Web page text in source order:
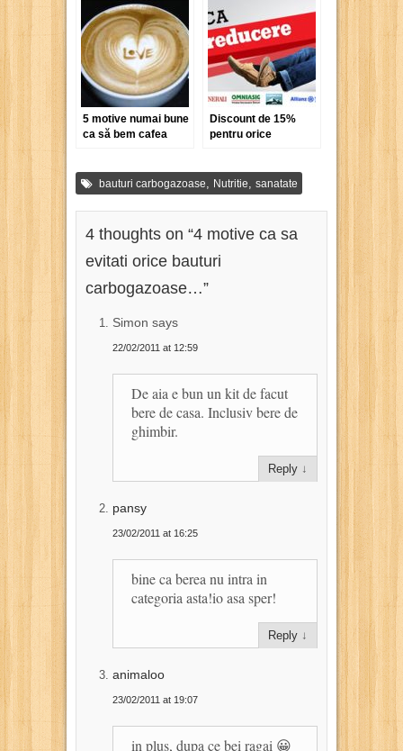
violente
decât cele normale
5 motive numai bune
ca să bem cafea
Discount de 15%
pentru orice
bauturi carbogazoase, Nutritie, sanatate
4 thoughts on “4 motive ca sa
evitati orice bauturi
carbogazoase…”
Simon says
22/02/2011 at 12:59
De aia e bun un kit de facut
bere de casa. Inclusiv bere de
ghimbir.
Reply ↓
pansy
23/02/2011 at 16:25
bine ca berea nu intra in
categoria asta!io asa sper!
Reply ↓
animaloo
23/02/2011 at 19:07
in plus, dupa ce bei ragai 😀